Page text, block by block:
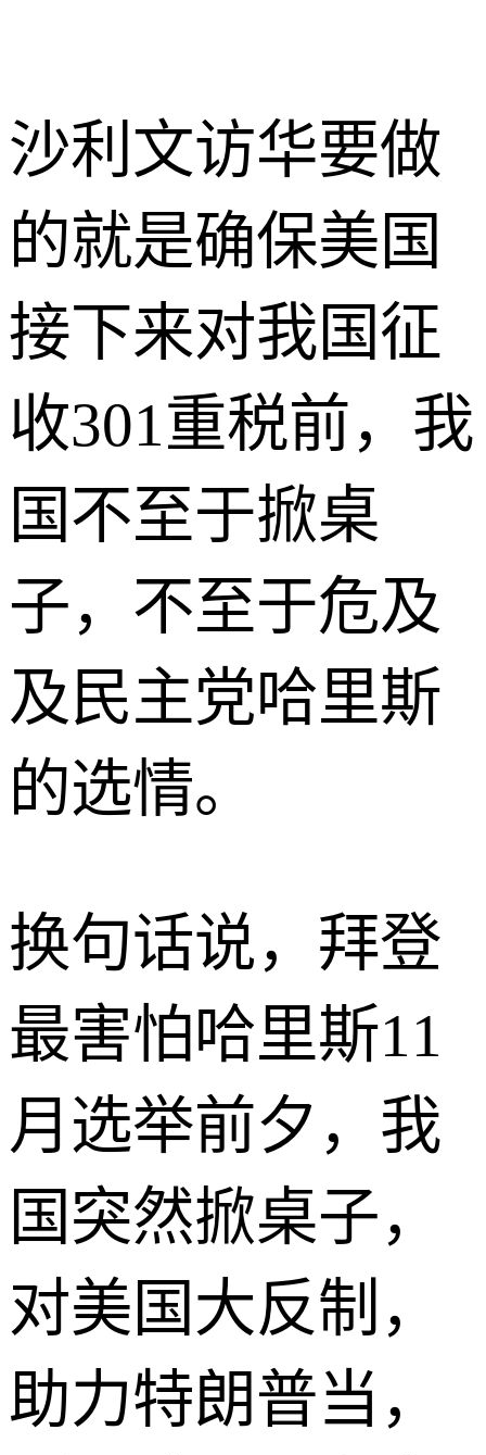
沙利文访华要做
的就是确保美国
接下来对我国征
收301重税前，我
国不至于掀桌
子，不至于危及
及民主党哈里斯
的选情。
换句话说，拜登
最害怕哈里斯11
月选举前夕，我
国突然掀桌子，
对美国大反制，
助力特朗普当，